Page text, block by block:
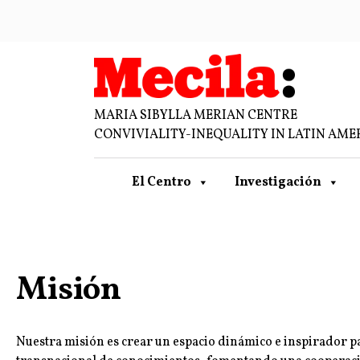
MARIA SIBYLLA MERIAN CENTRE
CONVIVIALITY-INEQUALITY IN LATIN
El Centro Investigación
Misión
Nuestra misión es crear un espacio dinámico e inspirador